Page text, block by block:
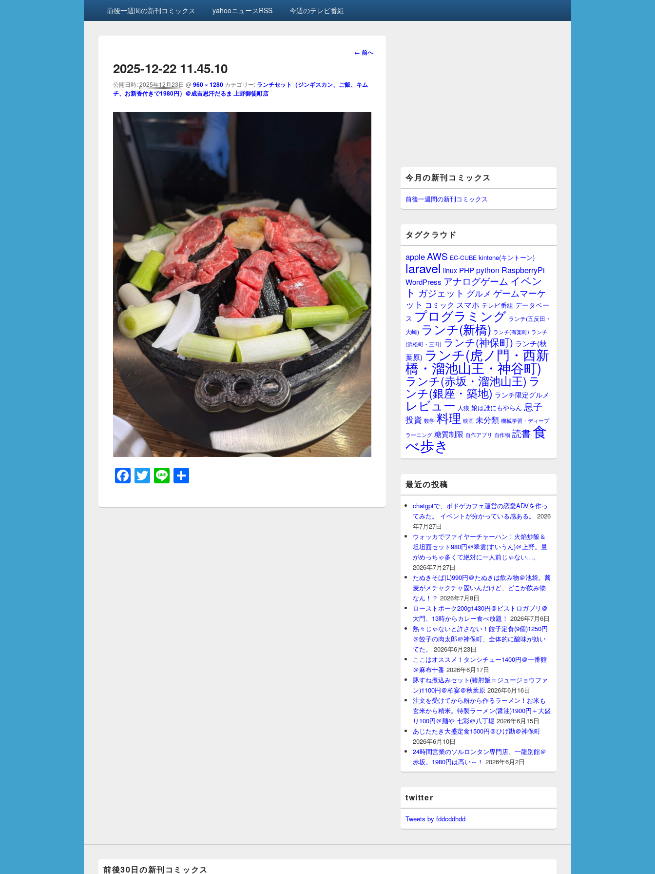
前後一週間の新刊コミックス yahooニュースRSS 今週のテレビ番組
画
ビ
シ
ン
← 前へ
2025-12-22 11.45.10
公開日時:2025年12月23日 @960 × 1280 カテゴリー: ランチセット（ジンギスカン、ご飯、キム
チ、お新香付きで1980円）＠成吉思汗だるま 上野御徒町店
F
c
T
tt
Li
e
イ
ン
サ
イ
ー
ジ
ッ
ト
今月の新刊コミックス
前後一週間の新刊コミックス
タグクラウド
appleAWS EC-CUBE kintone(キントーン)
laravel linux PHPpython RaspberryPi
WordPress アナログゲーム イベン
ト ガジェット グルメ ゲームマーケ
ット コミック スマホ テレビ番組 データベー
ス プログラミング ランチ(五反田・
大崎) ランチ(新橋) ランチ(有楽町) ランチ
(浜松町・三田) ランチ(神保町) ランチ(秋
葉原) ランチ(虎ノ門・西新
橋・溜池山王・神谷町)
ランチ(赤坂・溜池山王) ラ
ンチ(銀座・築地) ランチ限定グルメ
レビュー 人狼 娘は誰にもやらん 息子
投資 数学 料理 映画 未分類 機械学習・ディープ
ラーニング 糖質制限 自作アプリ 自作物 読書食
べ歩き
最近の投稿
chatgptで、ボドゲカフェ運営の恋愛ADVを作っ
てみた。 イベントが分かっている感ある。
2026
年7月27日
ウォッカでファイヤーチャーハン！火焰炒飯＆
坦坦面セット980円＠翠雲(すいうん)＠上野。量
がめっちゃ多くて絶対に一人前じゃない…。
2026年7月27日
たぬきそば(L)990円＠たぬきは飲み物＠池袋。蕎
麦がメチャクチャ固いんだけど、どこが飲み物
なん！？ 2026年7月8日
ローストポーク200g1430円＠ビストロガブリ＠
大門、13時からカレー食べ放題！ 2026年7月6日
熱々じゃないと許さない！餃子定食(9個)1250円
＠餃子の肉太郎＠神保町、全体的に酸味が効い
てた。
2026年6月23日
ここはオススメ！タンシチュー1400円＠一番館
＠麻布十番 2026年6月17日
豚すね煮込みセット(猪肘飯＝ジュージョウファ
ン)1100円＠柏宴＠秋葉原 2026年6月16日
注文を受けてから粉から作るラーメン！お米も
玄米から精米。特製ラーメン(醤油)1900円＋大盛
り100円＠麺や 七彩＠八丁堀 2026年6月15日
あじたたき大盛定食1500円＠ひげ勘＠神保町
2026年6月10日
24時間営業のソルロンタン専門店、一龍別館＠
赤坂。1980円は高い～！ 2026年6月2日
twitter
Tweets by fddcddhdd
前後30日の新刊コミックス